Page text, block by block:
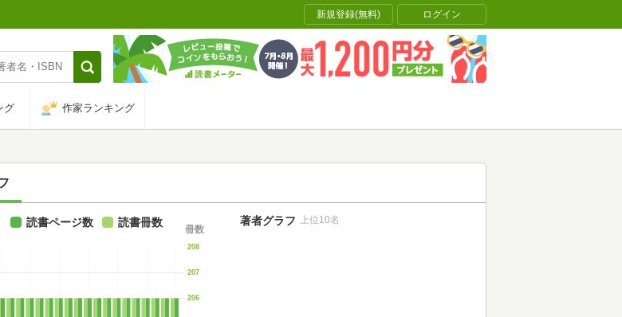
新規登録(無料) ログイン
グ 作家ランキング
206
207
208
冊数
読書ページ数 読書冊数 著者グラフ 上位10名